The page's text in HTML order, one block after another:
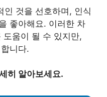
인 것을 선호하며, 인식
좋아해요. 이러한 차
도움이 될 수 있지만,
니다.
히 알아보세요.